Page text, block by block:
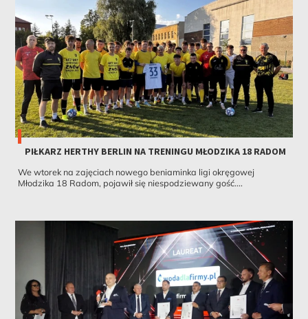
PIŁKARZ HERTHY BERLIN NA TRENINGU MŁODZIKA 18 RADOM
We wtorek na zajęciach nowego beniaminka ligi okręgowej
Młodzika 18 Radom, pojawił się niespodziewany gość....